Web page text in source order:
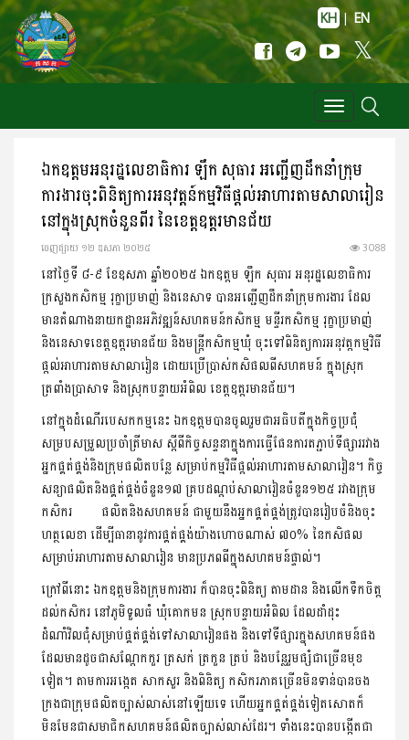
KH | EN
Toggle
navigation
ឯកឧត្តមអនុរដ្ឋលេខាធិការ ឡឹក សុធារ អញ្ជើញដឹកនាំក្រុម
ការងារចុះពិនិត្យការអនុវត្តន៍កម្មវិធីផ្តល់អាហារតាមសាលារៀន
នៅក្នុងស្រុកចំនួនពីរ នៃខេត្តឧត្តរមានជ័យ
ចេញ​ផ្សាយ​ ១២ ឧសភា ២០២៥ 3088
នៅថ្ងៃទី ៨-៩ ខែឧសភា ឆ្នាំ២០២៥ ឯកឧត្ដម ឡឹក សុធារ អនុរដ្ឋលេខាធិការ
ក្រសួងកសិកម្ម រុក្ខាប្រមាញ់ និងនេសាទ បានអញ្ជើញដឹកនាំក្រុមការងារ ដែល
មានតំណាងនាយកដ្ឋានអភិវឌ្ឍន៍សហគមន៍កសិកម្ម មន្ទីរកសិកម្ម រុក្ខាប្រមាញ់
និងនេសាទខេត្តឧត្ដរមានជ័យ និងមន្រ្តីកសិកម្មឃុំ ចុះទៅពិនិត្យការអនុវត្តកម្មវិធី
ផ្ដល់អាហារតាមសាលារៀន ដោយប្រើប្រាស់កសិផលពីសហគមន៍ ក្នុងស្រុក
ត្រពាំងប្រាសាទ និងស្រុកបន្ទាយអំពិល ខេត្តឧត្ដរមានជ័យ។
នៅក្នុងដំណើរបេសកកម្មនេះ ឯកឧត្ដមបានចូលរួមជាអធិបតីក្នុងកិច្ចប្រជុំ
សម្របសម្រួលប្រចាំត្រីមាស ស្តីពីកិច្ចសន្ទនាក្នុងការធ្វើផែនការតភ្ជាប់ទីផ្សាររវាង
អ្នកផ្គត់ផ្គង់និងក្រុមផលិតបន្លែ សម្រាប់កម្មវិធីផ្តល់អាហារតាមសាលារៀន។ កិច្ច
សន្យាផលិតនិងផ្គត់ផ្គង់ចំនួន១៧ គ្របដណ្ដប់សាលារៀនចំនួន១២៥ រវាងក្រុម
កសិករ ផលិតនិងសហគមន៍ ជាមួយនឹងអ្នកផ្គត់ផ្គង់ត្រូវបានរៀបចំនិងចុះ
ហត្ថលេខា ដើម្បីធានានូវការផ្គត់ផ្គង់យ៉ាងហោចណាស់ ៧០% នៃកសិផល
សម្រាប់អាហារតាមសាលារៀន មានប្រភពពីក្នុងសហគមន៍ផ្ទាល់។
ក្រៅពីនោះ ឯកឧត្តមនិងក្រុមការងារ ក៏បានចុះពិនិត្យ តាមដាន និងលើកទឹកចិត្ត
ដល់កសិករ នៅភូមិទួលធំ ឃុំគោកមន ស្រុកបន្ទាយអំពិល ដែលដាំដុះ
ដំណាំវិលជុំសម្រាប់ផ្គត់ផ្គង់ទៅសាលារៀនផង និងទៅទីផ្សារក្នុងសហគមន៍ផង
ដែលមានដូចជាសណ្ដែកកួរ ត្រសក់ ត្រកួន ត្រប់ និងបន្លែរួមផ្សំជាច្រើនមុខ
ទៀត។ តាមការអង្កេត សាកសួរ និងពិនិត្យ កសិករភាគច្រើនមិនទាន់បានចង
ក្រងជាក្រុមផលិតច្បាស់លាស់នៅឡើយទេ ហើយអ្នកផ្គត់ផ្គង់ទៀតសោតក៏
មិនមែនជាសមាជិកសហគមន៍ផលិតច្បាស់លាស់ដែរ។ ទាំងនេះបានបង្កើតជា